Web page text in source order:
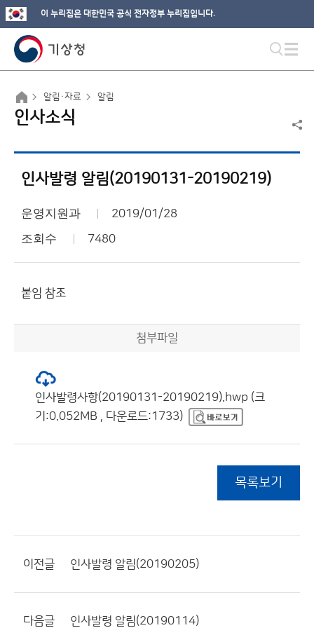
이 누리집은 대한민국 공식 전자정부 누리집입니다.
알림·자료 알림
인사소식
인사발령 알림(20190131-20190219)
운영지원과 2019/01/28
조회수 7480
붙임 참조
첨부파일
인사발령사항(20190131-20190219).hwp (크
기:0.052MB , 다운로드:1733)
목록보기
이전글 인사발령 알림(20190205)
다음글 인사발령 알림(20190114)